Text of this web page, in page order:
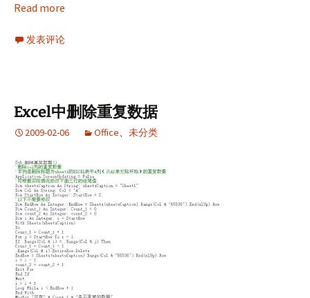
Read more
发表评论
Excel中删除重复数据
2009-02-06 Office、 未分类